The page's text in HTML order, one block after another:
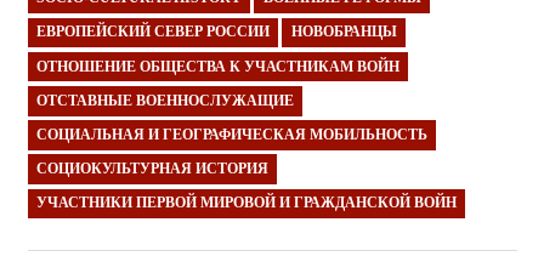
ЕВРОПЕЙСКИЙ СЕВЕР РОССИИ НОВОБРАНЦЫ
ОТНОШЕНИЕ ОБЩЕСТВА К УЧАСТНИКАМ ВОЙН
ОТСТАВНЫЕ ВОЕННОСЛУЖАЩИЕ
СОЦИАЛЬНАЯ И ГЕОГРАФИЧЕСКАЯ МОБИЛЬНОСТЬ
СОЦИОКУЛЬТУРНАЯ ИСТОРИЯ
УЧАСТНИКИ ПЕРВОЙ МИРОВОЙ И ГРАЖДАНСКОЙ ВОЙН